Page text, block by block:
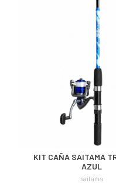
KIT CAÑA SAITAMA
AZUL
saitama